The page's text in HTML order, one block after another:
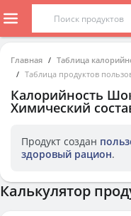
Главная
Таблица
Таблица продуктов
Калорийность
Химический
Продукт создан
здоровый рацион.
Калькулятор